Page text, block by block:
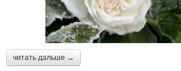
читать дальше →